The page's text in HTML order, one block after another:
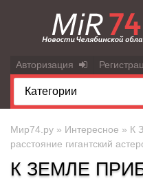
Авторизация
Мир74.ру » Интересное » К
расстояние гигантский
К ЗЕМЛЕ